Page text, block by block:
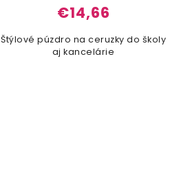
€14,66
Štýlové púzdro na ceruzky do školy
aj kancelárie